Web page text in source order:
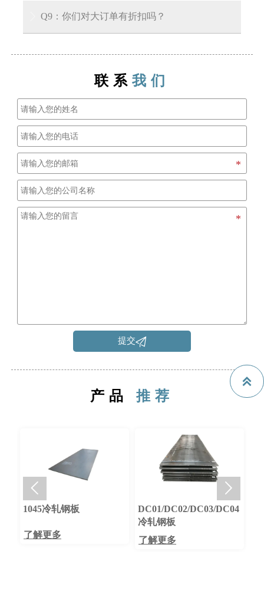
A: 对于库存产品，我们可以在收到您的预付款后
Q9：你们对大订单有折扣吗？
联系 我们
提交
产品 推荐
1045冷轧钢板
了解更多
DC01/DC02/DC03/DC04
冷轧钢板
了解更多
 
